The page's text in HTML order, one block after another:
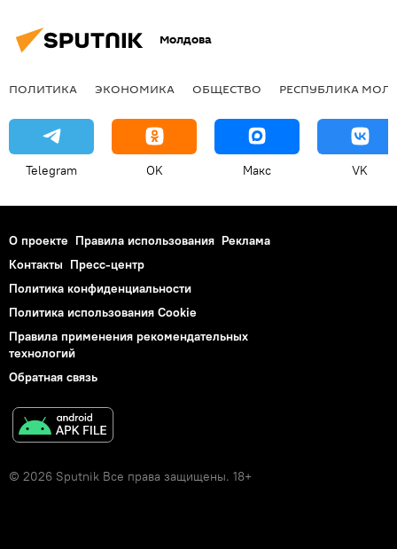
Молдова
ПОЛИТИКА ЭКОНОМИКА ОБЩЕСТВО РЕСПУБЛИКА
Telegram OK Макс VK
О проекте Правила использования Реклама
Контакты Пресс-центр
Политика конфиденциальности
Политика использования Cookie
Правила применения рекомендательных
технологий
Обратная связь
© 2026 Sputnik Все права защищены. 18+